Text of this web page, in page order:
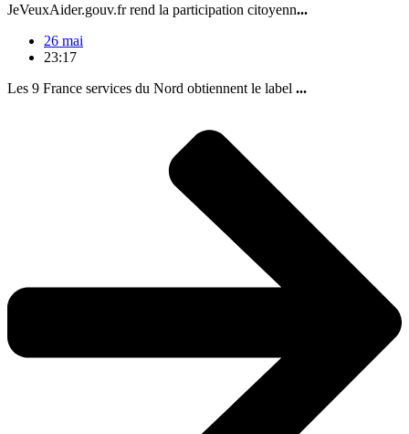
JeVeuxAider.gouv.fr rend la participation citoyenn...
26 mai
23:17
Les 9 France services du Nord obtiennent le label ...